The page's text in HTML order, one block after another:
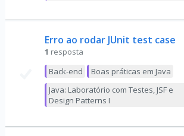
Erro ao rodar JUnit test case
1 resposta
Back-end
Boas práticas em Java
Java: Laboratório com Testes, JSF e
Design Patterns I